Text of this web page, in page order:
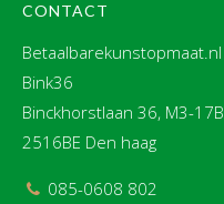
CONTACT
Betaalbarekunstopmaat.nl
Bink36
Binckhorstlaan 36, M3-17B
2516BE Den haag
085-0608 802